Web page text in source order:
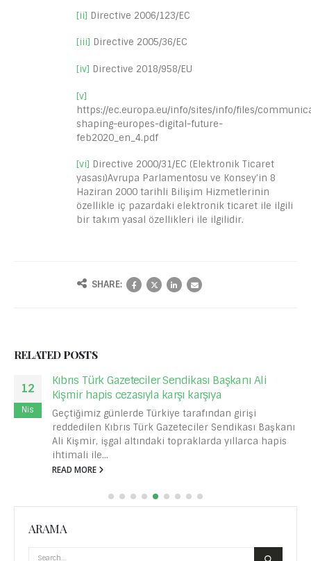
[ii] Directive 2006/123/EC
[iii] Directive 2005/36/EC
[iv] Directive 2018/958/EU
[v]
https://ec.europa.eu/info/sites/info/files/
shaping-europes-digital-future-
feb2020_en_4.pdf
[vi] Directive 2000/31/EC (Elektronik Ticaret
yasası)Avrupa Parlamentosu ve Konsey’in 8
Haziran 2000 tarihli Bilişim Hizmetlerinin
özellikle iç pazardaki elektronik ticaret ile ilgili
bir takım yasal özellikleri ile ilgilidir.
SHARE:
RELATEDPOSTS
25
Haz
Ayasofya’yı camiye çevirme niyeti
Ayasofya, UNESCO Dünya Mirasları Listesi'nde yer
almasının yanı sıra tüm insanlık için büyük önem
taşıyan bir eserdir. 1934'te Mustafa Kemal
Ayasofya’yı...
READ MORE